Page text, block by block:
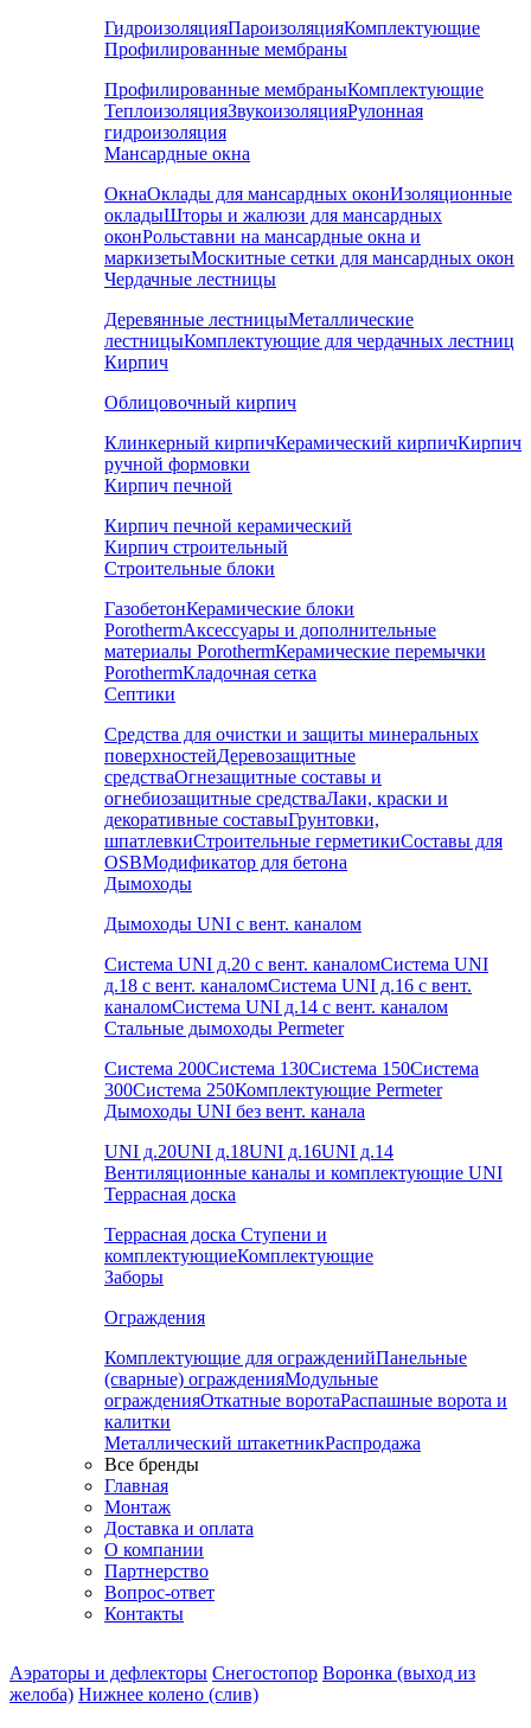
ГидроизоляцияПароизоляцияКомплектующие
Профилированные мембраны
Профилированные мембраныКомплектующие
ТеплоизоляцияЗвукоизоляцияРулонная
гидроизоляция
Мансардные окна
ОкнаОклады для мансардных оконИзоляционные
окладыШторы и жалюзи для мансардных
оконРольставни на мансардные окна и
маркизетыМоскитные сетки для мансардных окон
Чердачные лестницы
Деревянные лестницыМеталлические
лестницыКомплектующие для чердачных лестниц
Кирпич
Облицовочный кирпич
Клинкерный кирпичКерамический кирпичКирпич
ручной формовки
Кирпич печной
Кирпич печной керамический
Кирпич строительный
Строительные блоки
ГазобетонКерамические блоки
PorothermАксессуары и дополнительные
материалы PorothermКерамические перемычки
PorothermКладочная сетка
Септики
Средства для очистки и защиты минеральных
поверхностейДеревозащитные
средстваОгнезащитные составы и
огнебиозащитные средстваЛаки, краски и
декоративные составыГрунтовки,
шпатлевкиСтроительные герметикиСоставы для
OSBМодификатор для бетона
Дымоходы
Дымоходы UNI с вент. каналом
Система UNI д.20 с вент. каналомСистема UNI
д.18 с вент. каналомСистема UNI д.16 с вент.
каналомСистема UNI д.14 с вент. каналом
Стальные дымоходы Permeter
Система 200Система 130Система 150Система
300Система 250Комплектующие Permeter
Дымоходы UNI без вент. канала
UNI д.20UNI д.18UNI д.16UNI д.14
Вентиляционные каналы и комплектующие UNI
Террасная доска
Террасная доска Ступени и
комплектующиеКомплектующие
Заборы
Ограждения
Комплектующие для огражденийПанельные
(сварные) огражденияМодульные
огражденияОткатные воротаРаспашные ворота и
калитки
Металлический штакетникРаспродажа
Все бренды
Главная
Монтаж
Доставка и оплата
О компании
Партнерство
Вопрос-ответ
Контакты
Аэраторы и дефлекторы Снегостопор Воронка (выход из
желоба) Нижнее колено (слив)